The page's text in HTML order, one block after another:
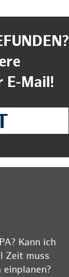
E-Mail!
Kann ich
Zeit muss